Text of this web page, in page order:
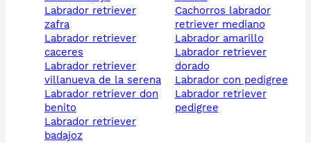
labrador retriever
zafra
labrador retriever
caceres
labrador retriever
villanueva de la serena
labrador retriever don
benito
labrador retriever
badajoz
cachorros labrador
retriever mediano
labrador amarillo
labrador retriever
dorado
labrador con pedigree
labrador retriever
pedigree